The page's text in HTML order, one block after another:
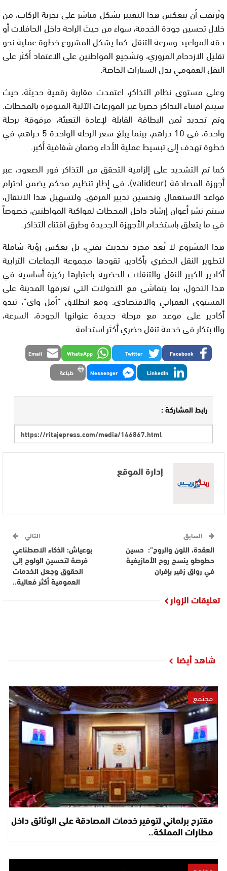
ويُرتقب أن ينعكس هذا التغيير بشكل مباشر على تجربة الركاب، من
خلال تحسين جودة الخدمة، سواء من حيث الراحة داخل الحافلات أو
دقة المواعيد وسرعة التنقل. كما يشكل المشروع خطوة عملية نحو
تقليل الازدحام المروري، وتشجيع المواطنين على الاعتماد أكثر على
النقل العمومي بدل السيارات الخاصة.
وعلى مستوى نظام التذاكر، اعتمدت مقاربة رقمية حديثة، حيث
سيتم اقتناء التذاكر حصرياً عبر الموزعات الآلية المتوفرة بالمحطات.
وتم تحديد ثمن البطاقة القابلة لإعادة التعبئة، مرفوقة برحلة
واحدة، في 10 دراهم، بينما يبلغ سعر الرحلة الواحدة 5 دراهم، في
خطوة تهدف إلى تبسيط عملية الأداء وضمان شفافية أكبر.
كما تم التشديد على إلزامية التحقق من التذاكر فور الصعود، عبر
أجهزة المصادقة (valideur)، في إطار تنظيم محكم يضمن احترام
قواعد الاستعمال وتحسين تدبير المرفق. ولتسهيل هذا الانتقال،
سيتم نشر أعوان إرشاد داخل المحطات لمواكبة المواطنين، خصوصاً
في ما يتعلق باستخدام الأجهزة الجديدة وطرق اقتناء التذاكر.
هذا المشروع لا يُعد مجرد تحديث تقني، بل يعكس رؤية شاملة
لتطوير النقل الحضري بأكادير، تقودها مجموعة الجماعات الترابية
أكادير الكبير للنقل والتنقلات الحضرية باعتبارها ركيزة أساسية في
هذا التحول، بما يتماشى مع التحولات التي تعرفها المدينة على
المستوى العمراني والاقتصادي. ومع انطلاق “أمل واي”، تبدو
أكادير على موعد مع مرحلة جديدة عنوانها الجودة، السرعة،
والابتكار في خدمة تنقل حضري أكثر استدامة.
Facebook
Twitter
WhatsApp
Email
LinkedIn
Messenger طباعة
رابط المشاركة :
إدارة الموقع
السابق
العقدة، اللون والروح”: حسين
حطوطو ينسج روح الأمازيغية
في رواق زفير بإفران
التالي
بوعياش: الذكاء الاصطناعي
فرصة لتحسين الولوج إلى
الحقوق وجعل الخدمات
العمومية أكثر فعالية..
تعليقات الزوار
شاهد أيضا
مجتمع
مقترح برلماني لتوفير خدمات المصادقة على الوثائق داخل
مطارات المملكة..